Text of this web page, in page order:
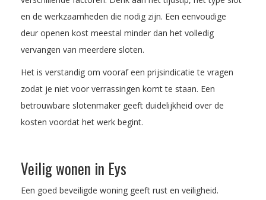
en de werkzaamheden die nodig zijn. Een eenvoudige
deur openen kost meestal minder dan het volledig
vervangen van meerdere sloten.
Het is verstandig om vooraf een prijsindicatie te vragen
zodat je niet voor verrassingen komt te staan. Een
betrouwbare slotenmaker geeft duidelijkheid over de
kosten voordat het werk begint.
Veilig wonen in Eys
Een goed beveiligde woning geeft rust en veiligheid.